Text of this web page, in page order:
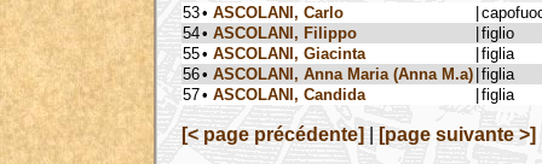
53• ASCOLANI, Carlo
54• ASCOLANI, Filippo
figlio
55• ASCOLANI, Giacinta
figlia
56• ASCOLANI, Anna Maria (Anna M.a) figlia
57• ASCOLANI, Candida figlia
[< page précédente] [page suivante >]